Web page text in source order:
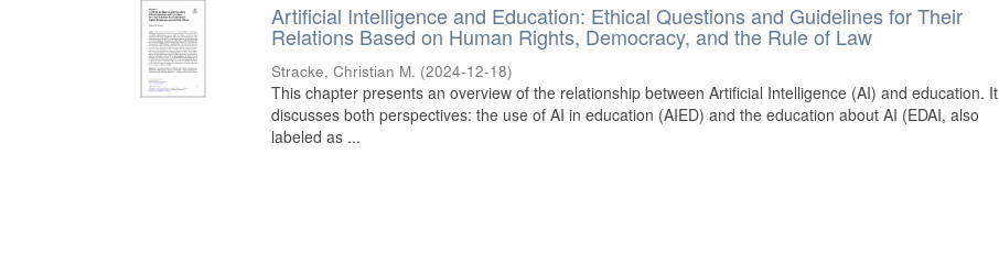
Artificial Intelligence and Education: Ethical Questions and Guidelines for Their
Relations Based on Human Rights, Democracy, and the Rule of Law
Stracke, Christian M. (2024-12-18)
This chapter presents an overview of the relationship between Artificial Intelligence (AI) and education. It
discusses both perspectives: the use of AI in education (AIED) and the education about AI (EDAI, also
labeled as ...